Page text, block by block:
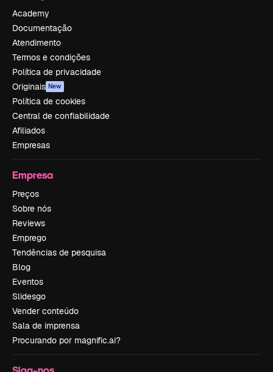
Academy
Documentação
Atendimento
Termos e condições
Política de privacidade
Originais New
Política de cookies
Central de confiabilidade
Afiliados
Empresas
Empresa
Preços
Sobre nós
Reviews
Emprego
Tendências de pesquisa
Blog
Eventos
Slidesgo
Vender conteúdo
Sala de imprensa
Procurando por magnific.ai?